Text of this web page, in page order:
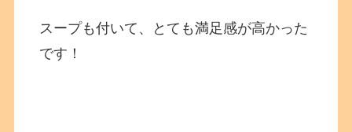
スープも付いて、とても満足感が高かった
です！